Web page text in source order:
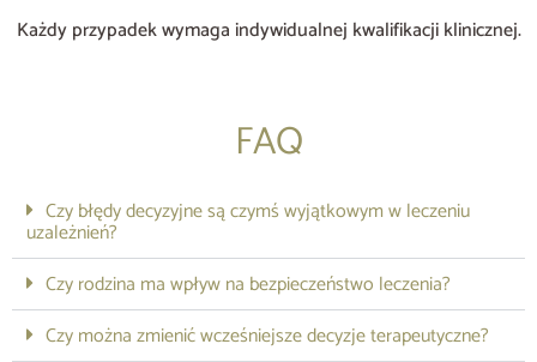
Każdy przypadek wymaga indywidualnej kwalifikacji klinicznej.
FAQ
Czy błędy decyzyjne są czymś wyjątkowym w leczeniu
uzależnień?
Czy rodzina ma wpływ na bezpieczeństwo leczenia?
Czy można zmienić wcześniejsze decyzje terapeutyczne?